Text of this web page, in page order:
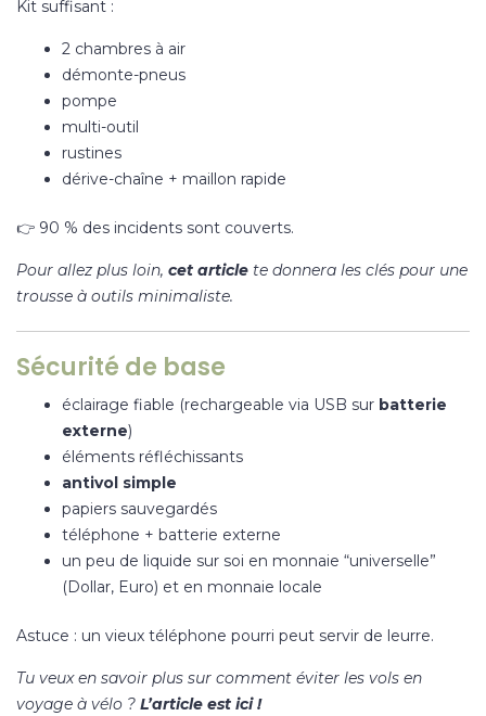
Kit suffisant :
2 chambres à air
démonte-pneus
pompe
multi-outil
rustines
dérive-chaîne + maillon rapide
👉 90 % des incidents sont couverts.
Pour allez plus loin, cet article te donnera les clés pour une
trousse à outils minimaliste.
Sécurité de base
éclairage fiable (rechargeable via USB sur batterie
externe)
éléments réfléchissants
antivol simple
papiers sauvegardés
téléphone + batterie externe
un peu de liquide sur soi en monnaie “universelle”
(Dollar, Euro) et en monnaie locale
Astuce : un vieux téléphone pourri peut servir de leurre.
Tu veux en savoir plus sur comment éviter les vols en
voyage à vélo ? L’article est ici !